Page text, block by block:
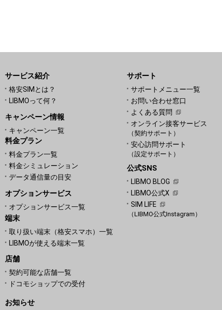
サービス紹介
格安SIMとは？
LIBMOって何？
キャンペーン情報
キャンペーン一覧
料金プラン
料金プラン一覧
料金シミュレーション
データ通信量の目安
オプションサービス
オプションサービス一覧
端末
取り扱い端末（格安スマホ）一覧
LIBMOが使える端末一覧
店舗
契約可能な店舗一覧
ドコモショップでの受付
サポート
サポートメニュー一覧
お問い合わせ窓口
よくある質問
オンライン接客サービス
（契約サポート）
安心訪問サポート
（設定サポート）
公式SNS
LIBMO BLOG
LIBMO公式X
SIM LIFE
（LIBMO公式Instagram）
お知らせ